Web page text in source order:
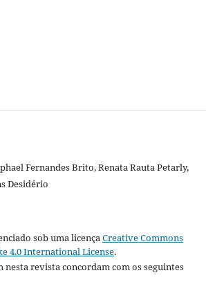
Fernandes Brito, Renata Rauta Petarly,
Desidério
sob uma licençaCreative Commons
4.0 International License.
nesta revista concordam com os seguintes